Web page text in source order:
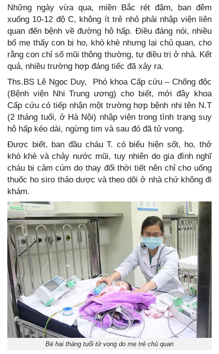
Những ngày vừa qua, miền Bắc rét đậm, ban đêm
xuống 10-12 độ C, không ít trẻ nhỏ phải nhập viện liên
quan đến bệnh về đường hô hấp. Điều đáng nói, nhiều
bố mẹ thấy con bị ho, khò khè nhưng lại chủ quan, cho
rằng con chỉ sổ mũi thông thường, tự điều trị ở nhà. Kết
quả, nhiều trường hợp đáng tiếc đã xảy ra.
Ths.BS Lê Ngọc Duy, Phó khoa Cấp cứu – Chống độc
(Bệnh viện Nhi Trung ương) cho biết, mới đây khoa
Cấp cứu có tiếp nhận một trường hợp bệnh nhi tên N.T
(2 tháng tuổi, ở Hà Nội) nhập viện trong tình trạng suy
hô hấp kéo dài, ngừng tim và sau đó đã tử vong.
Được biết, ban đầu cháu T. có biểu hiện sốt, ho, thở
khò khè và chảy nước mũi, tuy nhiên do gia đình nghĩ
cháu bị cảm cúm do thay đổi thời tiết nên chỉ cho uống
thuốc ho siro thảo dược và theo dõi ở nhà chứ không đi
khám.
Bé hai tháng tuổi tử vong do mẹ trẻ chủ quan